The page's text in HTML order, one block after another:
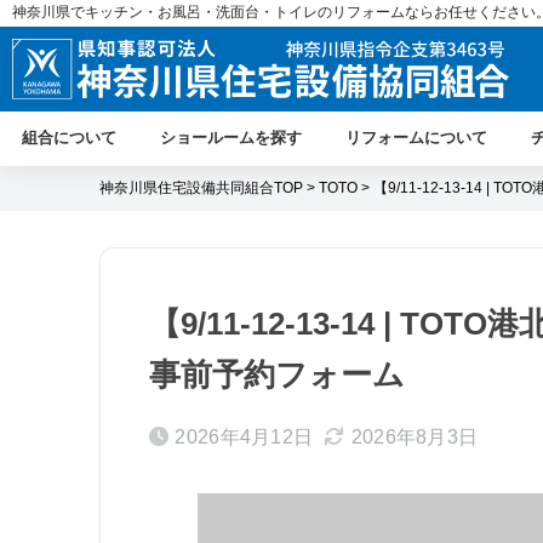
神奈川県でキッチン・お風呂・洗面台・トイレのリフォームならお任せください
組合について ショールームを探す リフォームについて
神奈川県住宅設備共同組合TOP > TOTO > 【9/11-12-13-14 | TOTO
【9/11-12-13-14 | TOTO
事前予約フォーム
2026年4月12日 2026年8月3日